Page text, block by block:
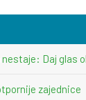
Daj glas
zajednice